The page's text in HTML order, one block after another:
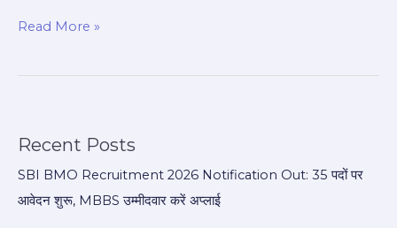
Read More »
Recent Posts
SBI BMO Recruitment 2026 Notification Out: 35 पदों पर
आवेदन शुरू, MBBS उम्मीदवार करें अप्लाई